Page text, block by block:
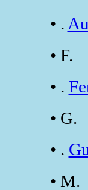
• .
• F.
• .
• G.
• .
• M.